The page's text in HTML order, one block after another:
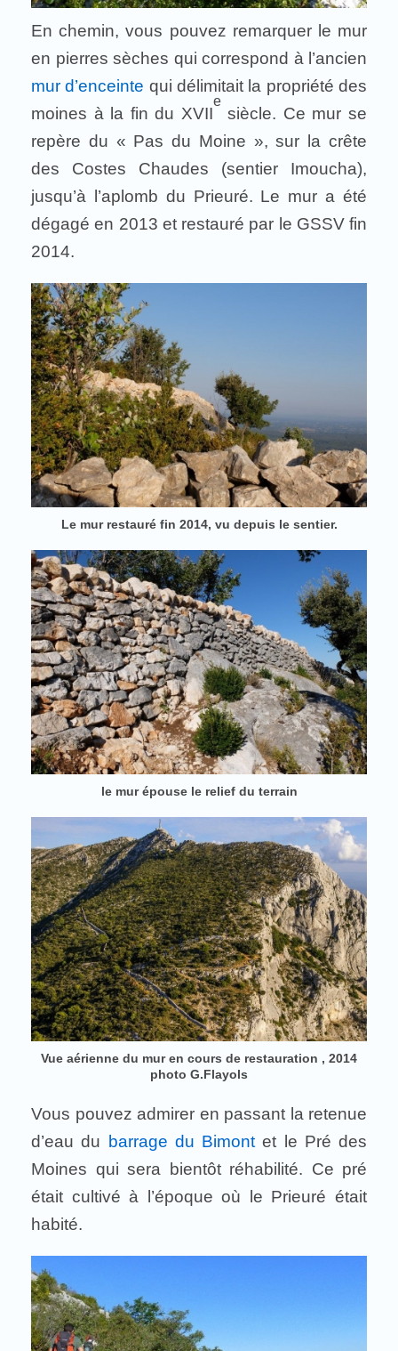
En chemin, vous pouvez remarquer le mur
en pierres sèches qui correspond à l’ancien
mur d’enceinte qui délimitait la propriété des
moines à la fin du XVII
e
siècle. Ce mur se
repère du « Pas du Moine », sur la crête
des Costes Chaudes (sentier Imoucha),
jusqu’à l’aplomb du Prieuré. Le mur a été
dégagé en 2013 et restauré par le GSSV fin
2014.
Le mur restauré fin 2014, vu depuis le sentier.
le mur épouse le relief du terrain
Vue aérienne du mur en cours de restauration , 2014
photo G.Flayols
Vous pouvez admirer en passant la retenue
d’eau du
barrage du Bimont et le Pré des
Moines qui sera bientôt réhabilité. Ce pré
était cultivé à l’époque où le Prieuré était
habité.